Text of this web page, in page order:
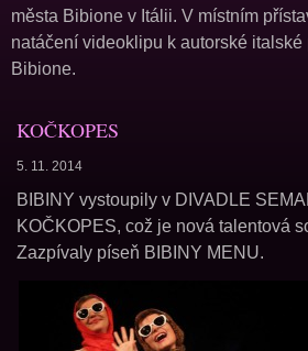
města Bibione v Itálii. V místním
natáčení videoklipu k autorské
Bibione.
KOČKOPES
5. 11. 2014
BIBINY vystoupily v DIVADLE
KOČKOPES, což je nová talentová
Zazpívaly píseň BIBINY MENU.